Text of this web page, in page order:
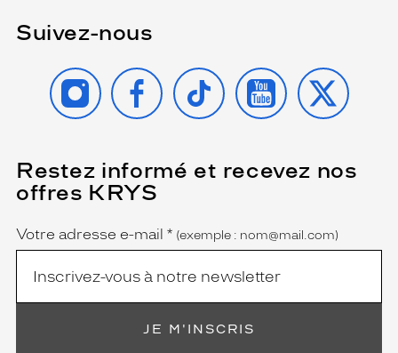
Suivez-nous
INSTAGRAMFACEBOOK
TIKTOK YOUTUBE
X
Restez informé et recevez nos
offres KRYS
Name
Votre adresse e-mail *
(Ce
champ
est
obligatoire)
(exemple : nom@mail.com)
JE M'INSCRIS